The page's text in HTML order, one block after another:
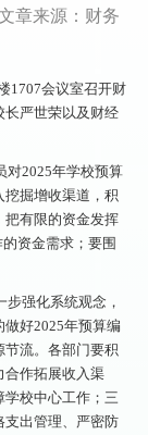
章来源：财务
1707会议室召开财
长严世荣以及财经
对2025年学校预算
掘增收渠道，积
把有限的资金发挥
资金需求；要围
强化系统观念，
好2025年预算编
流。各部门要积
合作拓展收入渠
校中心工作；三
支出管理、严密防